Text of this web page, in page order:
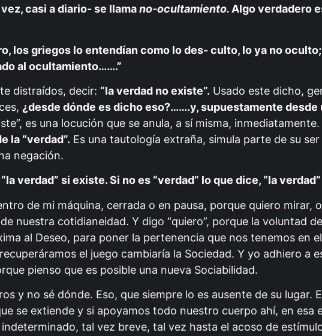
casi a diario- se llamano-ocultamiento.Algo verdadero
los griegos lo entendían como lo des- culto, lo ya no
al ocultamiento…….”
distraídos, decir: “la verdad no existe”. Usado este dicho,
¿desde dónde es dicho eso?…….y, supuestamente desde
es una locución que se anula, a sí misma, inmediatamente.
la “verdad”. Es una tautología extraña, simula parte de su
negación.
verdad” si existe. Si no es “verdad” lo que dice, “la
de mi máquina, cerrada o en pausa, porque quiero mirar,
nuestra cotidianeidad. Y digo “quiero”, porque la voluntad
al Deseo, para poner la pertenencia que nos tenemos en
el juego cambiaría la Sociedad. Y yo adhiero a
pienso que es posible una nueva Sociabilidad.
y no sé dónde. Eso, que siempre lo es ausente de su lugar.
se extiende y si apoyamos todo nuestro cuerpo ahí, en esa
tal vez breve, tal vez hasta el acoso de